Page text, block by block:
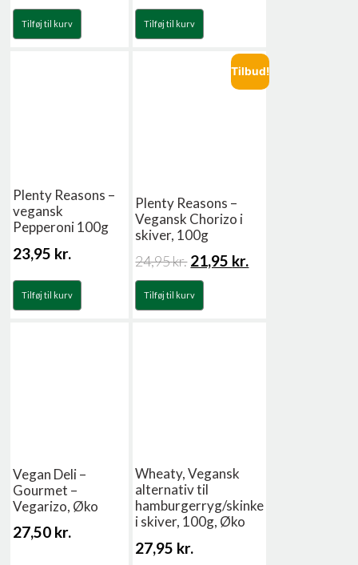
Tilføj til kurv Tilføj til kurv
Plenty Reasons –
vegansk
Pepperoni 100g
23,95 kr.
Tilføj til kurv
Tilbud!
Plenty Reasons –
Vegansk Chorizo i
skiver, 100g
24,95kr. 21,95 kr.
Tilføj til kurv
Vegan Deli –
Gourmet –
Vegarizo, Øko
27,50 kr.
Wheaty, Vegansk
alternativ til
hamburgerryg/skinke
i skiver, 100g, Øko
27,95 kr.